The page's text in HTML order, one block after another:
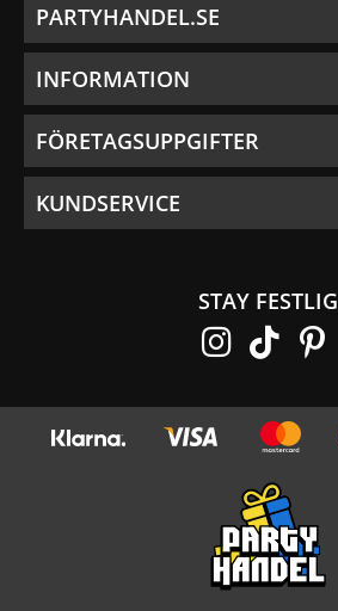
PARTYHANDEL.SE
INFORMATION
FÖRETAGSUPPGIFTER
KUNDSERVICE
STAY FESTLIG